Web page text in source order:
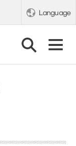
Language